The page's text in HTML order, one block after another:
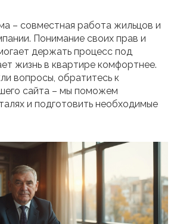
– совместная работа жильцов и
Понимание своих прав и
держать процесс под
жизнь в квартире комфортнее.
вопросы, обратитесь к
сайта – мы поможем
и подготовить необходимые